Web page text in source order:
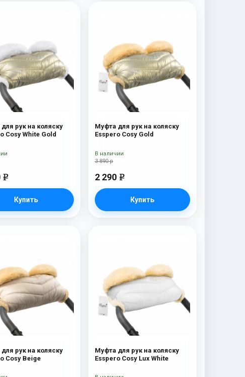
рук на коляску
Cosy White Gold
e
Купить
Муфта для рук на коляску
Esspero Cosy Gold
3 890 р
2 290 e
Купить
В наличии
рук на коляску
Cosy Beige
Муфта для рук на коляску
Esspero Cosy Lux White